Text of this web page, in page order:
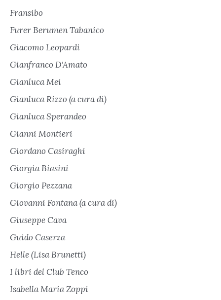
Fransibo
Furer Berumen Tabanico
Giacomo Leopardi
Gianfranco D'Amato
Gianluca Mei
Gianluca Rizzo (a cura di)
Gianluca Sperandeo
Gianni Montieri
Giordano Casiraghi
Giorgia Biasini
Giorgio Pezzana
Giovanni Fontana (a cura di)
Giuseppe Cava
Guido Caserza
Helle (Lisa Brunetti)
I libri del Club Tenco
Isabella Maria Zoppi